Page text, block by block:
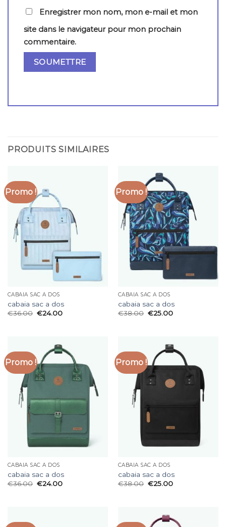
Enregistrer mon nom, mon e-mail et mon
site dans le navigateur pour mon prochain
commentaire.
PRODUITS SIMILAIRES
Promo !
CABAIA SAC A DOS
cabaia sac a dos
€36.00 €24.00
Promo !
CABAIA SAC A DOS
cabaia sac a dos
€38.00 €25.00
Promo !
CABAIA SAC A DOS
cabaia sac a dos
€36.00 €24.00
Promo !
CABAIA SAC A DOS
cabaia sac a dos
€38.00 €25.00